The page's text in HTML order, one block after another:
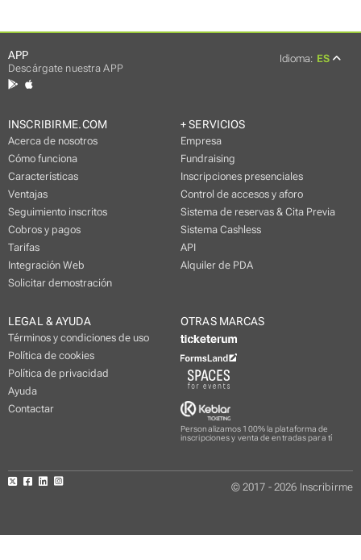
INSCRIBIRME.COM
Acerca de nosotros
Cómo funciona
Características
Ventajas
Seguimiento inscritos
Cobros y pagos
Tarifas
Integración Web
Solicitar demostración
+ SERVICIOS
Empresa
Fundraising
Inscripciones presenciales
Control de accesos y aforo
Sistema de reservas & Cita Previa
Sistema Cashless
API
Alquiler de PDA
LEGAL & AYUDA
Términos y condiciones de uso
Política de cookies
Política de privacidad
Ayuda
Contactar
APP
Descárgate nuestra APP
Idioma: ES
OTRAS MARCAS
Personalizamos 100% la plataforma de
inscripciones y venta de entradas para tí
© 2017 - 2026 Inscribirme